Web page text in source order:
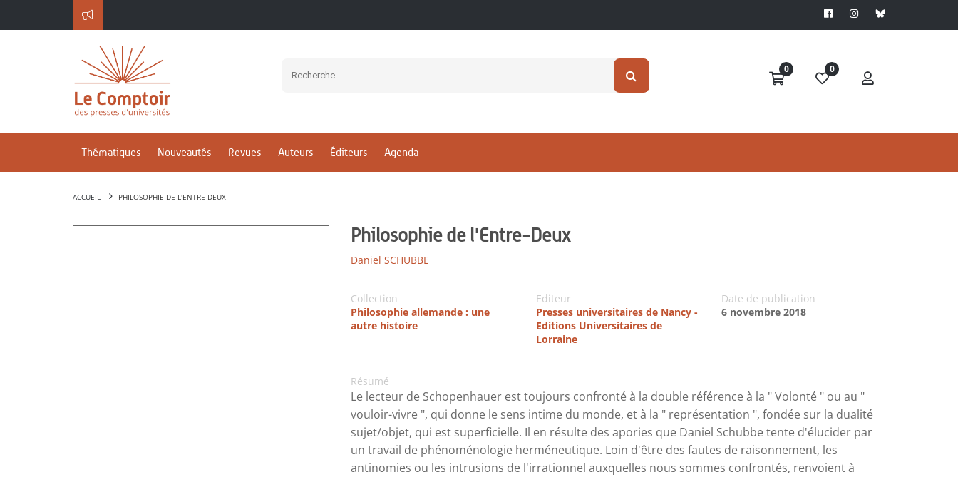
0 0
Thématiques Nouveautés Revues Auteurs Éditeurs Agenda
ACCUEIL PHILOSOPHIE DE L'ENTRE-DEUX
Philosophie de l'Entre-Deux
Daniel SCHUBBE
Collection
Philosophie allemande : une
autre histoire
Editeur
Presses universitaires de Nancy -
Editions Universitaires de
Lorraine
Date de publication
6 novembre 2018
Résumé
Le lecteur de Schopenhauer est toujours confronté à la double référence à la " Volonté " ou au "
vouloir-vivre ", qui donne le sens intime du monde, et à la " représentation ", fondée sur la dualité
sujet/objet, qui est superficielle. Il en résulte des apories que Daniel Schubbe tente d'élucider par
un travail de phénoménologie herméneutique. Loin d'être des fautes de raisonnement, les
antinomies ou les intrusions de l'irrationnel auxquelles nous sommes confrontés, renvoient à